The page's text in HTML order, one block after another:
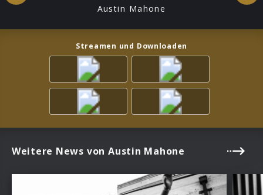
Austin Mahone
Streamen und Downloaden
Weitere News von Austin Mahone